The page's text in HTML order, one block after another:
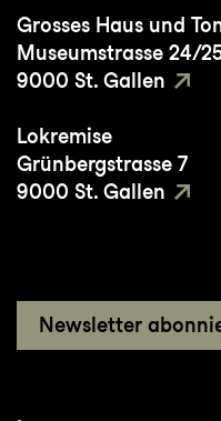
hauptsächlich in
Dance Company
Deutschland
Company).
Grosses Haus und
Museumstrasse 24/
9000 St. Gallen
Lokremise
Grünbergstrasse 7
9000 St. Gallen
Newsletter